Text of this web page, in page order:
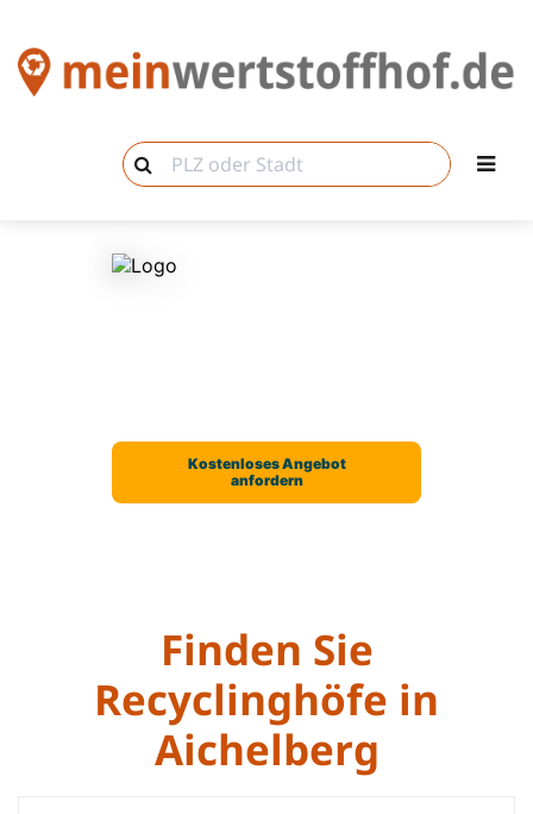
Finden Sie
Recyclinghöfe in
Aichelberg